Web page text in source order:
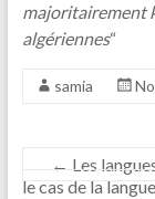
majoritairement
algériennes“
samia
← Les
le cas de la